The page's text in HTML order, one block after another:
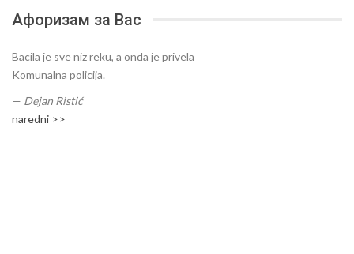
Афоризам за Вас
Bacila je sve niz reku, a onda je privela
Komunalna policija.
— Dejan Ristić
naredni >>